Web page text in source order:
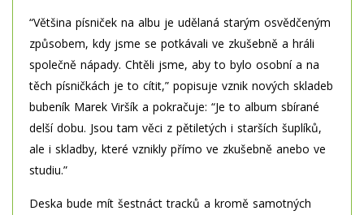
“Většina písniček na albu je udělaná starým osvědčeným
způsobem, kdy jsme se potkávali ve zkušebně a hráli
společně nápady. Chtěli jsme, aby to bylo osobní a na
těch písničkách je to cítit,” popisuje vznik nových skladeb
bubeník Marek Viršík a pokračuje: “Je to album sbírané
delší dobu. Jsou tam věci z pětiletých i starších šuplíků,
ale i skladby, které vznikly přímo ve zkušebně anebo ve
studiu.”
Deska bude mít šestnáct tracků a kromě samotných